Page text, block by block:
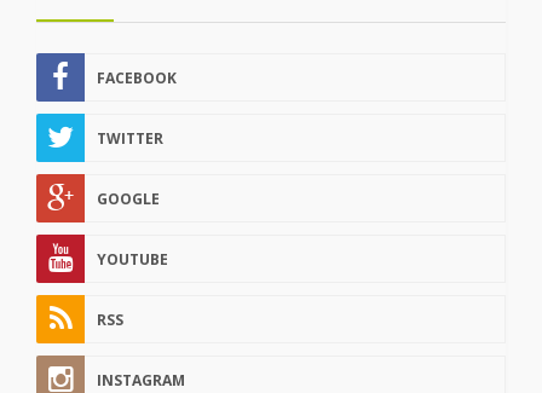
FACEBOOK
TWITTER
GOOGLE
YOUTUBE
RSS
INSTAGRAM